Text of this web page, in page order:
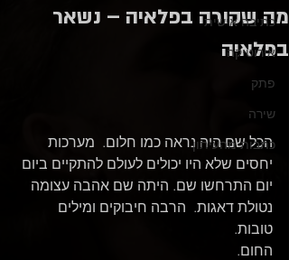
כתיבה אישית
אירוטיקה
פתק
שירה
כתבות מהעיתון
מה שקורה בפלאיה – נשאר
בפלאיה
הכל שם היה נראה כמו חלום.  מערכות
יחסים שלא היו יכולים לעולם להתקיים ביום
יום התרחשו שם. היתה שם אהבה עצומה
נטולת דאגות.  הרבה חיבוקים ומילים
טובות.
החום.